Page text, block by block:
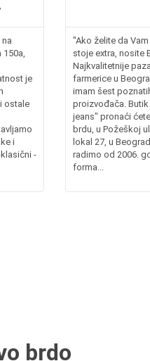
150a,
je
ostale
i
-
"Ako želite da
stoje extra, nosite
Najkvalitetnije
farmerice u
imam šest
proizvođača. Butik
jeans" pronaći
brdu, u Požeškoj
lokal 27, u
radimo od 2006.
forma...
brdo